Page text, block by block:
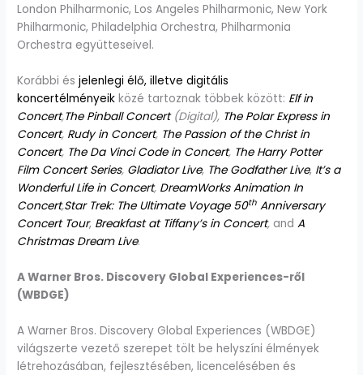
London Philharmonic, Los Angeles Philharmonic, New York
Philharmonic, Philadelphia Orchestra, Philharmonia
Orchestra együtteseivel.
Korábbi ésjelenlegi élő, illetve digitális
koncertélményeik közé tartoznak többek között: Elf in
Concert,The Pinball Concert(Digital), The Polar Express in
Concert, Rudy in Concert, The Passion of the Christ in
Concert, The Da Vinci Code in Concert, The Harry Potter
Film Concert Series, Gladiator Live, The Godfather Live, It’s a
Wonderful Life in Concert, DreamWorks Animation In
Concert,Star Trek: The Ultimate Voyage 50th Anniversary
Concert Tour, Breakfast at Tiffany’s in Concert, andA
Christmas Dream Live.
A Warner Bros. Discovery Global Experiences-ről
(WBDGE)
A Warner Bros. Discovery Global Experiences (WBDGE)
világszerte vezető szerepet tölt be helyszíni élmények
létrehozásában, fejlesztésében, licencelésében és